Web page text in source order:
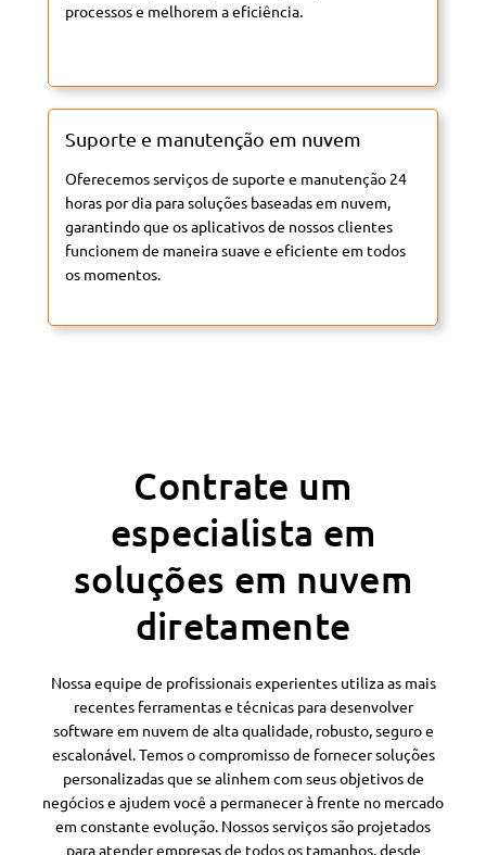
processos e melhorem a eficiência.
Suporte e manutenção em nuvem
Oferecemos serviços de suporte e manutenção 24
horas por dia para soluções baseadas em nuvem,
garantindo que os aplicativos de nossos clientes
funcionem de maneira suave e eficiente em todos
os momentos.
Contrate um
especialista em
soluções em nuvem
diretamente
Nossa equipe de profissionais experientes utiliza as mais
recentes ferramentas e técnicas para desenvolver
software em nuvem de alta qualidade, robusto, seguro e
escalonável. Temos o compromisso de fornecer soluções
personalizadas que se alinhem com seus objetivos de
negócios e ajudem você a permanecer à frente no mercado
em constante evolução. Nossos serviços são projetados
para atender empresas de todos os tamanhos, desde